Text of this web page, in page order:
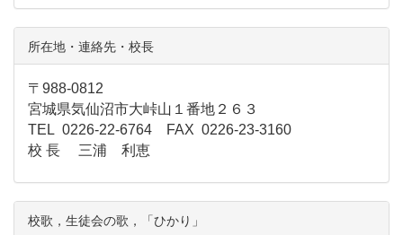
所在地・連絡先・校長
〒988-0812
宮城県気仙沼市大峠山１番地２６３
TEL 0226-22-6764 FAX 0226-23-3160
校 長 三浦 利恵
校歌，生徒会の歌，「ひかり」